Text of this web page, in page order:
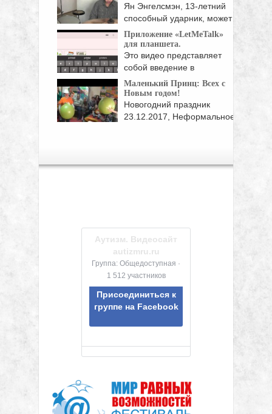
Ян Энгелсмэн, 13-летний
способный ударник, может
бесконечно ...
Приложение «LetMeTalk»
для планшета.
Это видео представляет
собой введение в
приложение ...
Маленький Принц: Всех с
Новым годом!
Новогодний праздник
23.12.2017, Неформальное
Аутизм. Видеосайт
autizmru.ru
Группа: Общедоступная ·
1 512 участников
Присоединиться к
группе на Facebook